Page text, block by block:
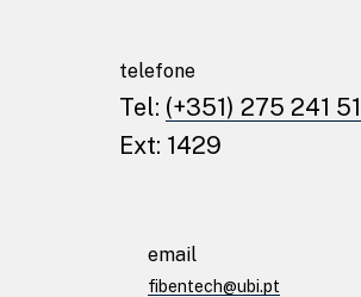
telefone
Tel: (+351) 275 241
Ext: 1429
email
fibentech@ubi.pt